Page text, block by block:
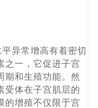
异常增高有着密切
之一，它促进子宫
期和生殖功能。然
受体在子宫肌层的
的增殖不仅限于宫